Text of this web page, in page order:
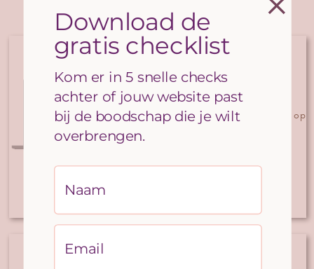
Ontdek hier wat bij jou past
Holistische branding en websites op
Branding & Websites op maat
Branding, website &
Download de
gratis checklist
Kom er in 5 snelle checks
achter of jouw website past
bij de boodschap die je wilt
overbrengen.